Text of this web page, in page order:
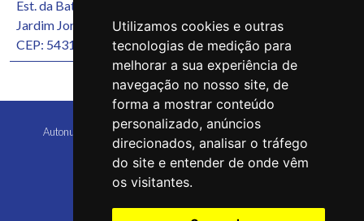
Utilizamos cookies e outras
tecnologias de medição para
melhorar a sua experiência de
navegação no nosso site, de
forma a mostrar conteúdo
personalizado, anúncios
direcionados, analisar o tráfego
do site e entender de onde vêm
os visitantes.
Est. da Batalha, 1000
Jardim Jordão, Jaboatão dos Guararapes/PE
CEP: 54315-570
Autonunes Caruaru Copyright 2026 Todos os direitos reservados